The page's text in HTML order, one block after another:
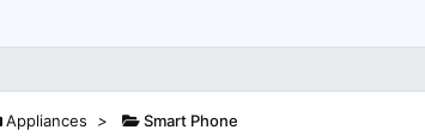
Appliances > Smart Phone